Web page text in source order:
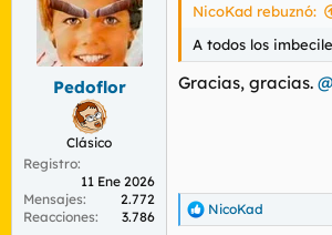
e
s
Pedoflor
Clásico
Registro
11 Ene 2026
Mensajes
2.772
Reacciones
3.786
NicoKad rebuznó:
A todos los
Gracias, gracias.
R
NicoKad